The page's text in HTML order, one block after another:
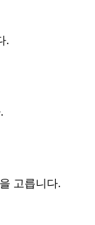
.
고릅니다.